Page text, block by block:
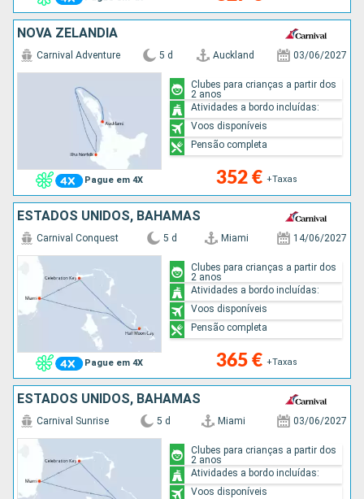
NOVA ZELANDIA
Pague em 4X
Carnival Adventure 5 d Auckland 03/06/2027
352 € +Taxas
Clubes para crianças a partir dos
2 anos
Atividades a bordo incluídas:
Voos disponíveis
Pensão completa
ESTADOS UNIDOS, BAHAMAS
Pague em 4X
Carnival Conquest 5 d Miami 14/06/2027
365 € +Taxas
Clubes para crianças a partir dos
2 anos
Atividades a bordo incluídas:
Voos disponíveis
Pensão completa
ESTADOS UNIDOS, BAHAMAS
Carnival Sunrise 5 d Miami 03/06/2027
Clubes para crianças a partir dos
2 anos
Atividades a bordo incluídas:
Voos disponíveis